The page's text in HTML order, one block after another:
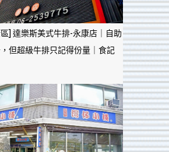
] 達樂斯美式牛排-永康店｜自助
但超級牛排只記得份量｜食記